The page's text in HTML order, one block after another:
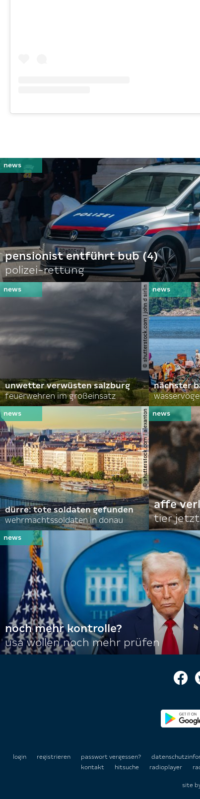
pensionist entführt bub (4)
polizei-rettung
© shutterstock.com | john d sirlin
unwetter verwüsten salzburg
feuerwehren im großeinsatz
nächster
© shutterstock.com | alexanton
dürre: tote soldaten gefunden
wehrmachtssoldaten in donau
affe
tier
noch mehr kontrolle?
usa wollen noch mehr prüfen
login registrieren passwort vergessen?
kontakt
hitsuche radioplayer
site